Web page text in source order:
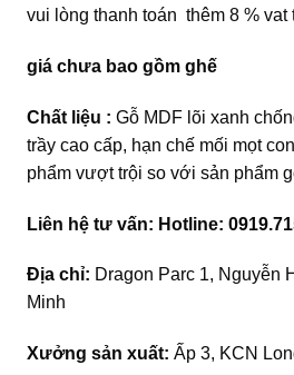
vui lòng thanh toán thêm 8 % vat
giá chưa bao gồm ghế
Chất liệu : Gỗ MDF lõi xanh
trầy cao cấp, hạn chế mối mọt
phẩm vượt trội so với sản phẩm
Liên hệ tư vấn: Hotline:
Địa chỉ: Dragon Parc 1, Nguyễn
Minh
Xưởng sản xuất: Ấp 3, KCN